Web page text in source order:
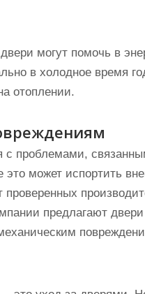
могут помочь в
в холодное время
отоплении.
с проблемами,
может испортить
предлагают